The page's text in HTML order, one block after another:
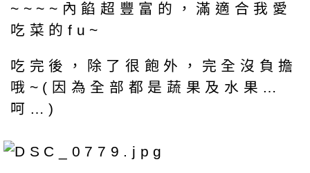
~~~~內餡超豐富的，滿適合我愛
吃菜的fu~
吃完後，除了很飽外，完全沒負擔
哦~(因為全部都是蔬果及水果…
呵…)